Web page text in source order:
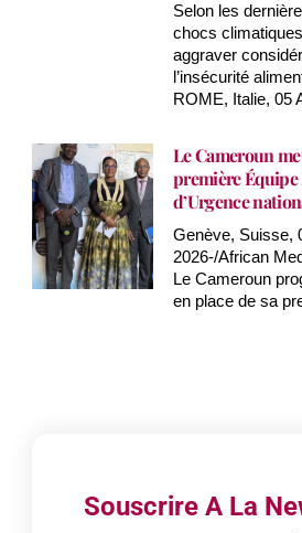
Selon les
chocs
aggraver
l’insécurité
ROME, Italie, 05
Le Cameroun
première
d’Urgence
Genève, Suisse,
2026-/African
Le Cameroun
en place de sa
Souscrire A La